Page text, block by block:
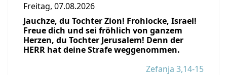
Freitag, 07.08.2026
Jauchze, du Tochter Zion! Frohlocke, Israel!
Freue dich und sei fröhlich von ganzem
Herzen, du Tochter Jerusalem! Denn der
HERR hat deine Strafe weggenommen.
Zefanja 3,14-15